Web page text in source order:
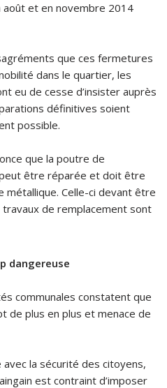
et en novembre 2014
que ces fermetures
dans le quartier, les
eu de cesse d’insister auprès
définitives soient
possible.
que la poutre de
être réparée et doit être
métallique. Celle-ci devant être
de remplacement sont
dangereuse
communales constatent que
de plus en plus et menace de
la sécurité des citoyens,
est contraint d’imposer